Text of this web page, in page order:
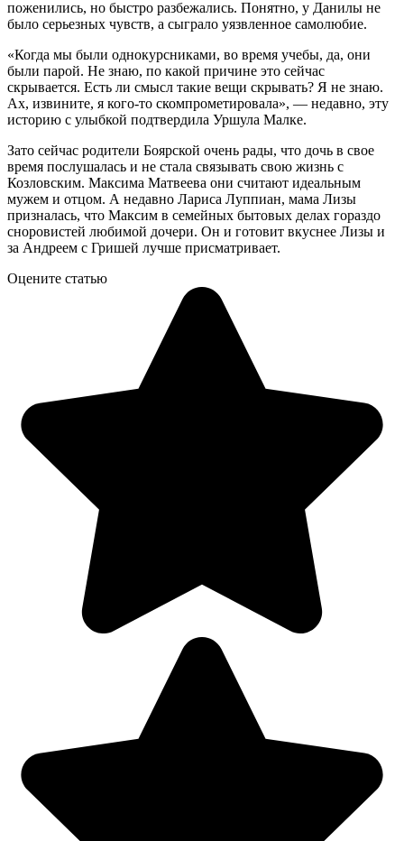
поженились, но быстро разбежались. Понятно, у Данилы не
было серьезных чувств, а сыграло уязвленное самолюбие.
«Когда мы были однокурсниками, во время учебы, да, они
были парой. Не знаю, по какой причине это сейчас
скрывается. Есть ли смысл такие вещи скрывать? Я не знаю.
Ах, извините, я кого-то скомпрометировала», — недавно, эту
историю с улыбкой подтвердила Уршула Малке.
Зато сейчас родители Боярской очень рады, что дочь в свое
время послушалась и не стала связывать свою жизнь с
Козловским. Максима Матвеева они считают идеальным
мужем и отцом. А недавно Лариса Луппиан, мама Лизы
призналась, что Максим в семейных бытовых делах гораздо
сноровистей любимой дочери. Он и готовит вкуснее Лизы и
за Андреем с Гришей лучше присматривает.
Оцените статью